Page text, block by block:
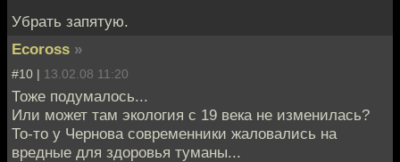
Убрать запятую.
Ecoross »
#10 | 13.02.08 11:20
Тоже подумалось...
Или может там экология с 19 века не изменилась?
То-то у Чернова современники жаловались на
вредные для здоровья туманы...